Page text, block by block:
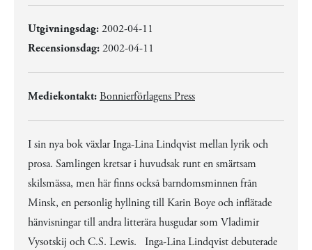
Utgivningsdag:2002-04-11
Recensionsdag:2002-04-11
Mediekontakt: Bonnierförlagens Press
I sin nya bok växlar Inga-Lina Lindqvist mellan lyrik och
prosa. Samlingen kretsar i huvudsak runt en smärtsam
skilsmässa, men här finns också barndomsminnen från
Minsk, en personlig hyllning till Karin Boye och inflätade
hänvisningar till andra litterära husgudar som Vladimir
Vysotskij och C.S. Lewis. Inga-Lina Lindqvist debuterade